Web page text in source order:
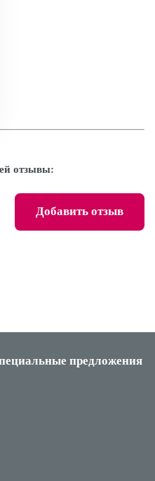
отзывы:
Добавить отзыв
предложения